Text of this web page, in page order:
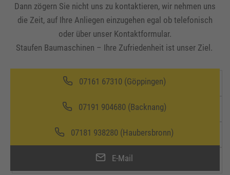
Dann zögern Sie nicht uns zu kontaktieren, wir nehmen uns
die Zeit, auf Ihre Anliegen einzugehen egal ob telefonisch
oder über unser Kontaktformular.
Staufen Baumaschinen – Ihre Zufriedenheit ist unser Ziel.
07161 67310 (Göppingen)
07191 904680 (Backnang)
07181 938280 (Haubersbronn)
E-Mail